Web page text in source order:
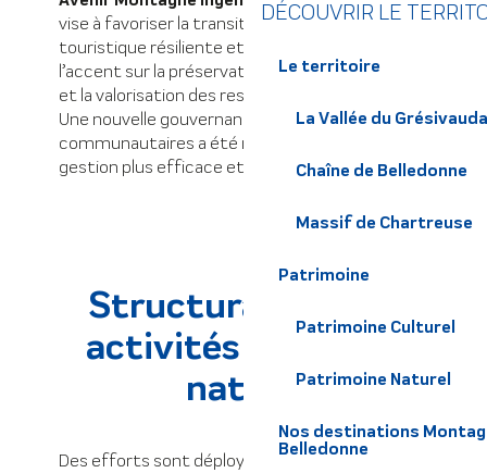
DÉCOUVRIR LE
Le territoire
La Vallée du
Chaîne de Belledonne
Massif de Chartreuse
Patrimoine
Patrimoine Culturel
Patrimoine Naturel
Nos destinations
Belledonne
vise à favoriser la transition vers une offre
touristique résiliente et durable, en mettant
l’accent sur la préservation des écosystèmes
et la valorisation des ressources locales.
Une nouvelle gouvernance des stations
communautaires a été mise en place pour une
gestion plus efficace et transparente.
Structuration des
activités de pleine
nature
Des efforts sont déployés pour structurer les